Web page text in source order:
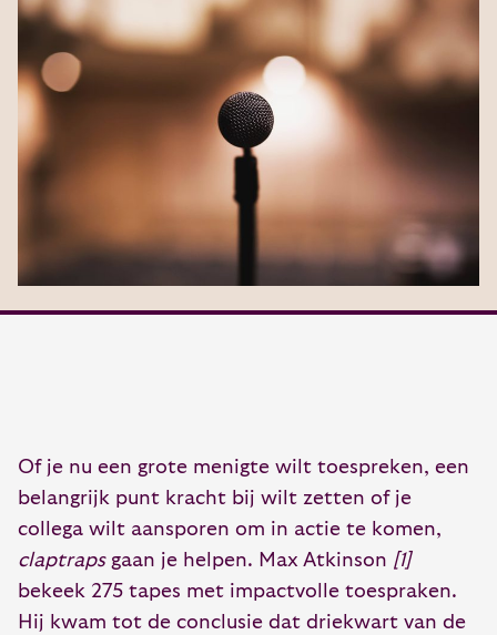
Of je nu een grote menigte wilt toespreken, een
belangrijk punt kracht bij wilt zetten of je
collega wilt aansporen om in actie te komen,
claptrapsgaan je helpen. Max Atkinson [1]
bekeek 275 tapes met impactvolle toespraken.
Hij kwam tot de conclusie dat driekwart van de